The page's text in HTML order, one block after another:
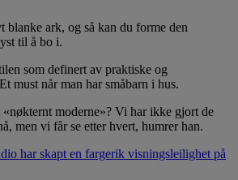
blanke ark, og så kan du forme den
til å bo i.
som definert av praktiske og
must når man har småbarn i hus.
«nøkternt moderne»? Vi har ikke gjort de
men vi får se etter hvert, humrer han.
har skapt en fargerik visningsleilighet på